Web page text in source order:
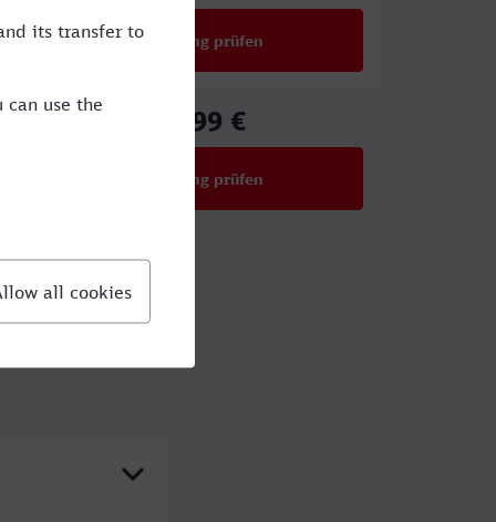
Verbindung prüfen
34,99 €
Verbindung prüfen